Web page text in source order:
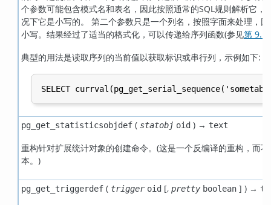
个参数可能包含模式名和表名，因此按照通常的SQL规则解析它，
况下它是小写的。 第二个参数只是一个列名，按照字面来处理，
小写。结果经过了适当的格式化，可以传递给序列函数(参见第
典型的用法是读取序列的当前值以获取标识或串行列，示例如下:
pg_get_statisticsobjdef( statobj oid) → text
重构针对扩展统计对象的创建命令。(这是一个反编译的重构，而
本。)
pg_get_triggerdef( trigger oid[, pretty boolean ] ) →